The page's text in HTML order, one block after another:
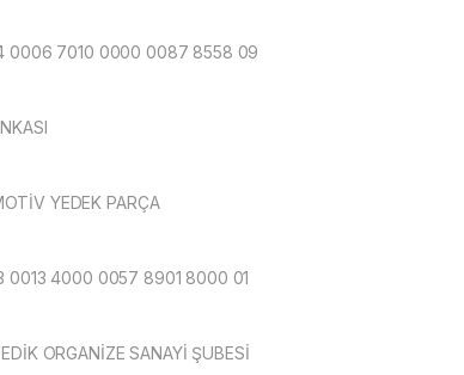
0006 7010 0000 0087 8558 09
YEDEK PARÇA
0013 4000 0057 8901 8000 01
ORGANİZE SANAYİ ŞUBESİ